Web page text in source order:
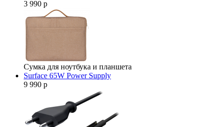
3 990 р
Сумка для ноутбука и планшета
Surface 65W Power Supply
9 990 р